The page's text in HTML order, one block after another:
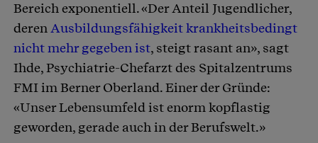
Bereich exponentiell. «Der Anteil Jugendlicher,
derenAusbildungsfähigkeit krankheitsbedingt
nicht mehr gegeben ist, steigt rasant an», sagt
Ihde, Psychiatrie-Chefarzt des Spitalzentrums
FMI im Berner Oberland. Einer der Gründe:
«Unser Lebensumfeld ist enorm kopflastig
geworden, gerade auch in der Berufswelt.»